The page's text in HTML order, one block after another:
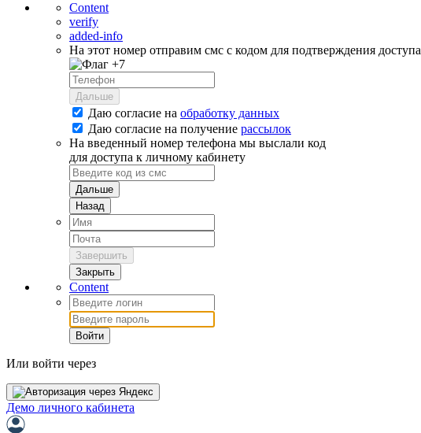
Content
verify
added-info
На этот номер отправим смс с кодом для подтверждения доступа
+7
Дальше
Даю согласие на обработку данных
Даю согласие на получение рассылок
На введенный номер телефона мы выслали код
для доступа к личному кабинету
Дальше
Назад
Завершить
Закрыть
Content
Войти
Или войти через
Демо личного кабинета